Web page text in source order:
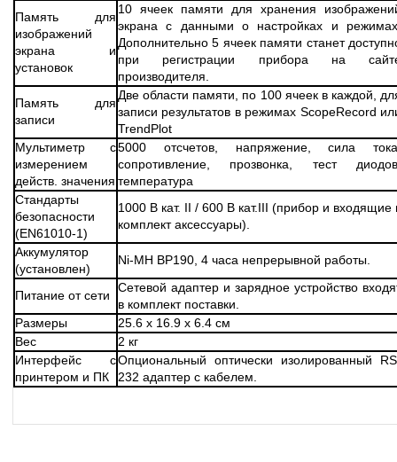
Память для
изображений
экрана и
установок
10 ячеек памяти для хранения
экрана с данными о настройках и
Дополнительно 5 ячеек памяти станет
при регистрации прибора на
производителя.
Память для
записи
Две области памяти, по 100 ячеек в каждой,
записи результатов в режимах ScopeRecord
TrendPlot
Мультиметр с
измерением
действ. значения
5000 отсчетов, напряжение, сила
сопротивление, прозвонка, тест
температура
Стандарты
безопасности
(EN61010-1)
1000 В кат. II / 600 В кат.III (прибор и входящие
комплект аксессуары).
Аккумулятор
(установлен)
Ni-MH BP190, 4 часа непрерывной работы.
Питание от сети
Сетевой адаптер и зарядное устройство
в комплект поставки.
Размеры
25.6 x 16.9 x 6.4 см
Вес
2 кг
Интерфейс с
принтером и ПК
Опциональный оптически изолированный
232 адаптер с кабелем.